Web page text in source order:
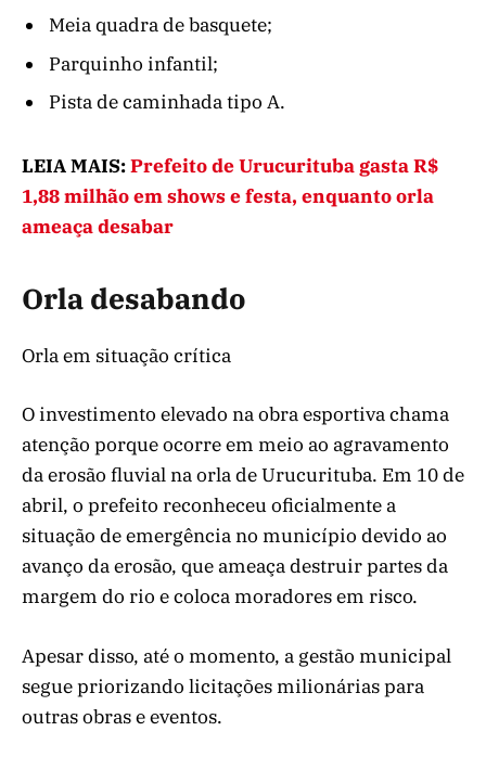
Meia quadra de basquete;
Parquinho infantil;
Pista de caminhada tipo A.
LEIA MAIS:Prefeito de Urucurituba gasta R$
1,88 milhão em shows e festa, enquanto orla
ameaça desabar
Orla desabando
Orla em situação crítica
O investimento elevado na obra esportiva chama
atenção porque ocorre em meio ao agravamento
da erosão fluvial na orla de Urucurituba. Em 10 de
abril, o prefeito reconheceu oficialmente a
situação de emergência no município devido ao
avanço da erosão, que ameaça destruir partes da
margem do rio e coloca moradores em risco.
Apesar disso, até o momento, a gestão municipal
segue priorizando licitações milionárias para
outras obras e eventos.